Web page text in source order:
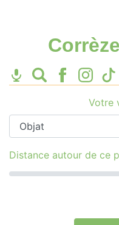
Corrèze
Votre
Distance autour de ce